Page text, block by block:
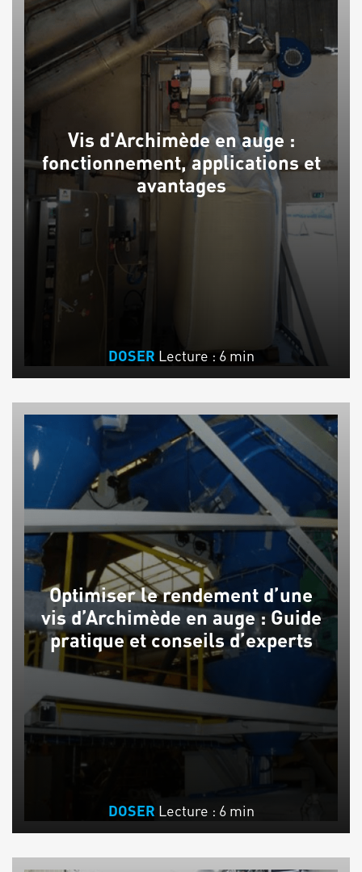
Vis d'Archimède en auge :
fonctionnement, applications et
avantages
DOSER Lecture : 6 min
Optimiser le rendement d’une
vis d’Archimède en auge : Guide
pratique et conseils d’experts
DOSER Lecture : 6 min